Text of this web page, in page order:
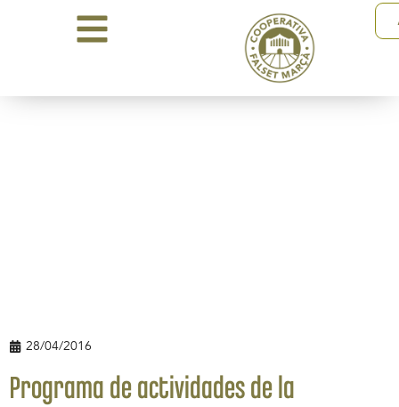
28/04/2016
Programa de actividades de la